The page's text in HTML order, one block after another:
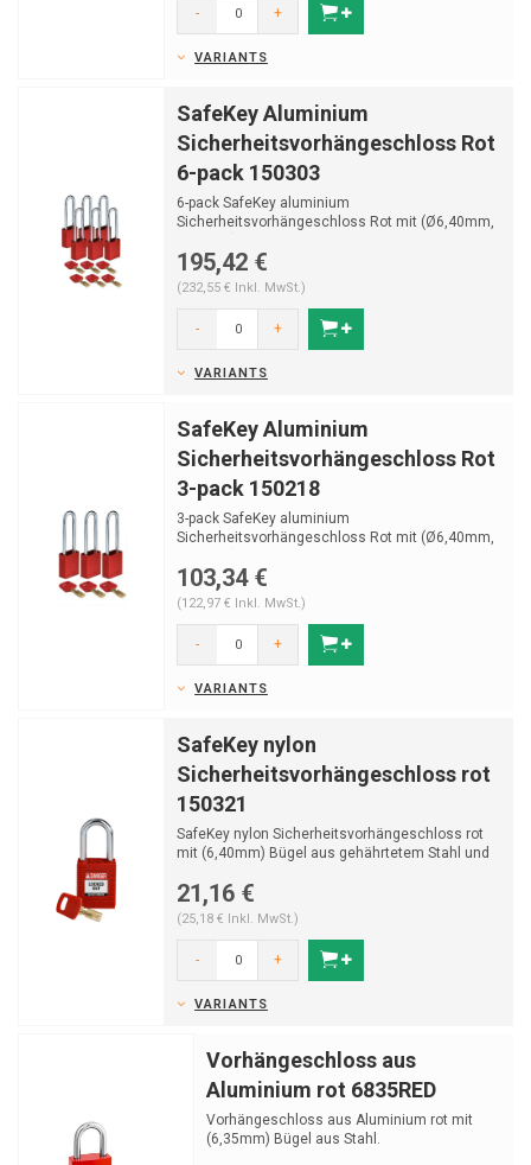
- +
VARIANTS
SafeKey Aluminium
Sicherheitsvorhängeschloss Rot
6-pack 150303
6-pack SafeKey aluminium
Sicherheitsvorhängeschloss Rot mit (Ø6,40mm,
195,42 €
(232,55 € Inkl. MwSt.)
- +
VARIANTS
SafeKey Aluminium
Sicherheitsvorhängeschloss Rot
3-pack 150218
3-pack SafeKey aluminium
Sicherheitsvorhängeschloss Rot mit (Ø6,40mm,
103,34 €
(122,97 € Inkl. MwSt.)
- +
VARIANTS
SafeKey nylon
Sicherheitsvorhängeschloss rot
150321
SafeKey nylon Sicherheitsvorhängeschloss rot
mit (6,40mm) Bügel aus gehährtetem Stahl und
21,16 €
(25,18 € Inkl. MwSt.)
- +
VARIANTS
Vorhängeschloss aus
Aluminium rot 6835RED
Vorhängeschloss aus Aluminium rot mit
(6,35mm) Bügel aus Stahl.